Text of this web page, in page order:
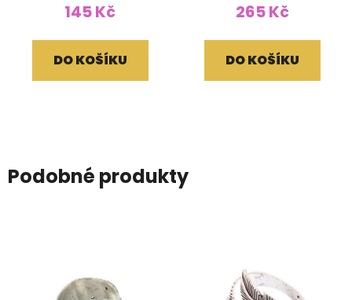
145 Kč
DO KOŠÍKU
265 Kč
DO KOŠÍKU
Podobné produkty